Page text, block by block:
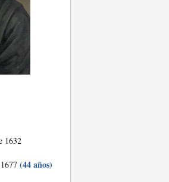
1632
(44 años)